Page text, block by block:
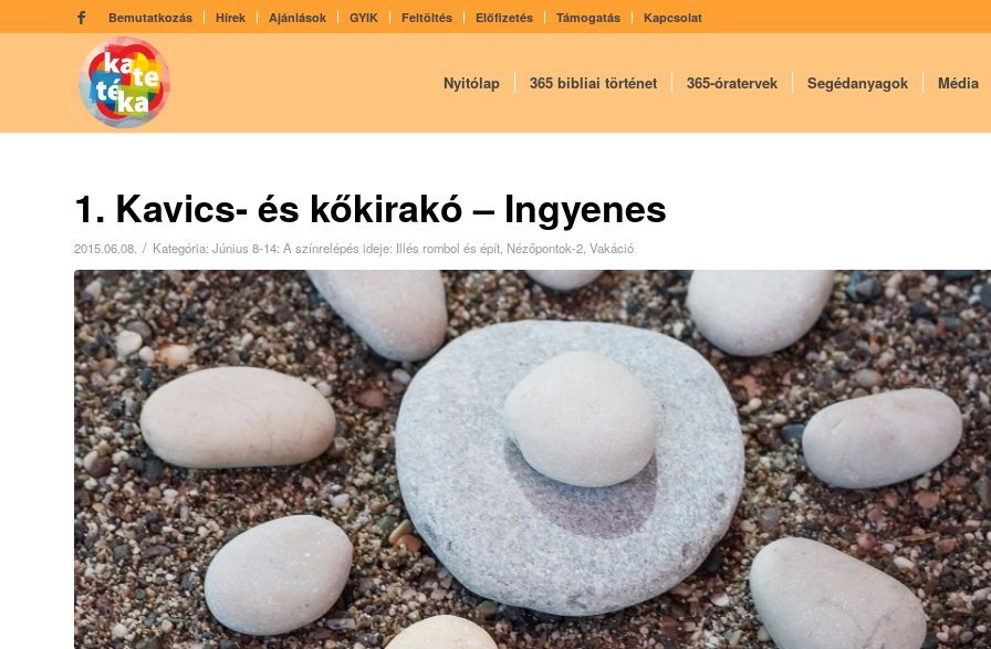
Bemutatkozás Hírek Ajánlások GYIK Feltöltés Előfizetés Támogatás Kapcsolat
Nyitólap 365 bibliai történet 365-óratervek Segédanyagok Média
1. Kavics- és kőkirakó – Ingyenes
2015.06.08. / Kategória: Június 8-14: A színrelépés ideje: Illés rombol és épít Nézőpontok-2 Vakáció